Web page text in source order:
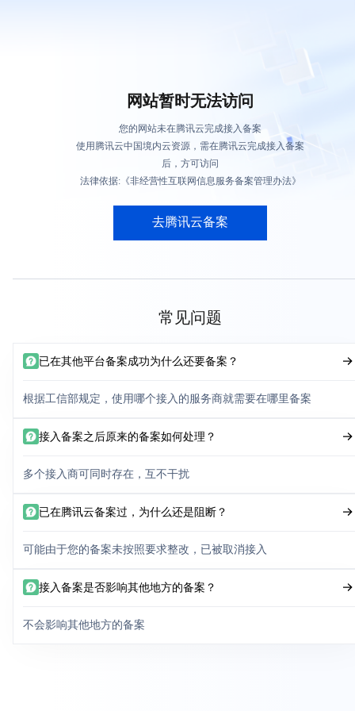
网站暂时无法访问
您的网站未在腾讯云完成接入备案
使用腾讯云中国境内云资源，需在腾讯云完成接入备案
后，方可访问
法律依据:《非经营性互联网信息服务备案管理办法》
去腾讯云备案
常见问题
已在其他平台备案成功为什么还要备案？
根据工信部规定，使用哪个接入的服务商就需要在哪里备案
接入备案之后原来的备案如何处理？
多个接入商可同时存在，互不干扰
已在腾讯云备案过，为什么还是阻断？
可能由于您的备案未按照要求整改，已被取消接入
接入备案是否影响其他地方的备案？
不会影响其他地方的备案